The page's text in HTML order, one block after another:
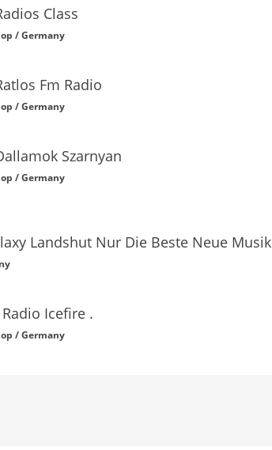
Class
/ Germany
Fm Radio
/ Germany
Szarnyan
/ Germany
Landshut Nur Die Beste Neue Musik
Radio Icefire .
/ Germany